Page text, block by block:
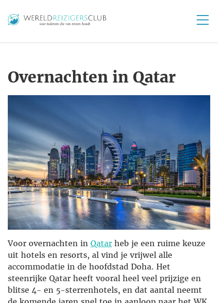
Overnachten in Qatar
Voor overnachten in Qatar heb je een ruime keuze
uit hotels en resorts, al vind je vrijwel alle
accommodatie in de hoofdstad Doha. Het
steenrijke Qatar heeft vooral heel veel prijzige en
blitse 4- en 5-sterrenhotels, en dat aantal neemt